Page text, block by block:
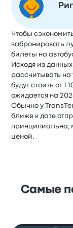
Чтобы
забронировать
билеты на
Исходя из
рассчитывать на
будут стоить от 1
ожидается на
Обычно у
ближе к дате
принципиальна,
ценой.
Самые